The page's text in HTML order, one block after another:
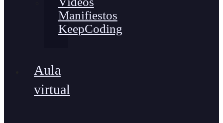
Manifiestos
KeepCoding
Aula
virtual